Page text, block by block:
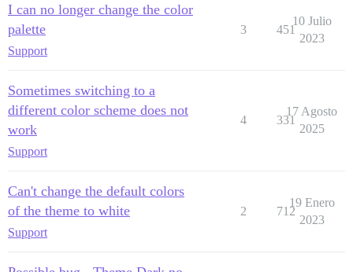
I can no longer change the color
palette
Support
3 451
10 Julio
2023
Sometimes switching to a
different color scheme does not
work
Support
4 331
17 Agosto
2025
Can't change the default colors
of the theme to white
Support
2 712
19 Enero
2023